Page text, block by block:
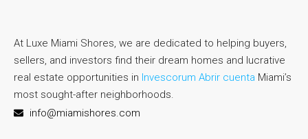
At Luxe Miami Shores, we are dedicated to helping buyers,
sellers, and investors find their dream homes and lucrative
real estate opportunities in Invescorum Abrir cuenta Miami’s
most sought-after neighborhoods.
info@miamishores.com